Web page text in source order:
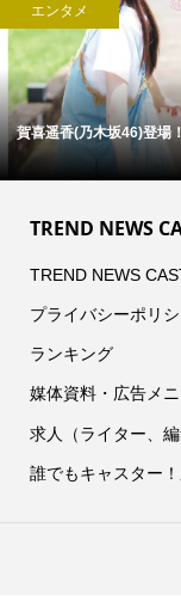
エンタメ
賀喜遥香(乃木坂46)登
TREND NEWS
TREND NEWS
プライバシーポリ
ランキング
媒体資料・広告メ
求人（ライター、
誰でもキャスター